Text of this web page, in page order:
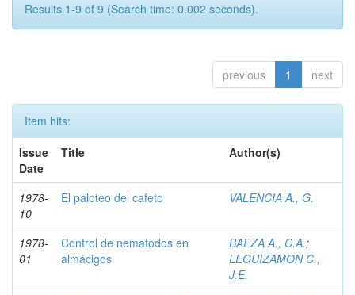
Results 1-9 of 9 (Search time: 0.002 seconds).
previous 1 next
Item hits:
Issue
Date
Title Author(s)
1978-
10
El paloteo del cafeto VALENCIA A., G.
1978-
01
Control de nematodos en
almácigos
BAEZA A., C.A.;
LEGUIZAMON C.,
J.E.